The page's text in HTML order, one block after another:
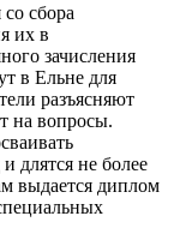
сбора
их в
зачисления
в Ельне для
разъясняют
на вопросы.
длятся не более
выдается диплом